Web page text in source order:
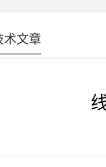
术文章